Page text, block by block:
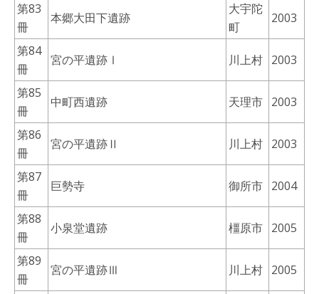
第83
冊
本郷大田下遺跡
大宇陀
町
2003
第84
冊
宮の平遺跡Ⅰ 川上村 2003
第85
冊
中町西遺跡 天理市 2003
第86
冊
宮の平遺跡Ⅱ 川上村 2003
第87
冊
巨勢寺 御所市 2004
第88
冊
小泉堂遺跡 橿原市 2005
第89
冊
宮の平遺跡Ⅲ 川上村 2005